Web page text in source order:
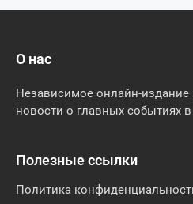
О нас
Независимое онлайн-издание
новости о главных событиях
Полезные ссылки
Политика